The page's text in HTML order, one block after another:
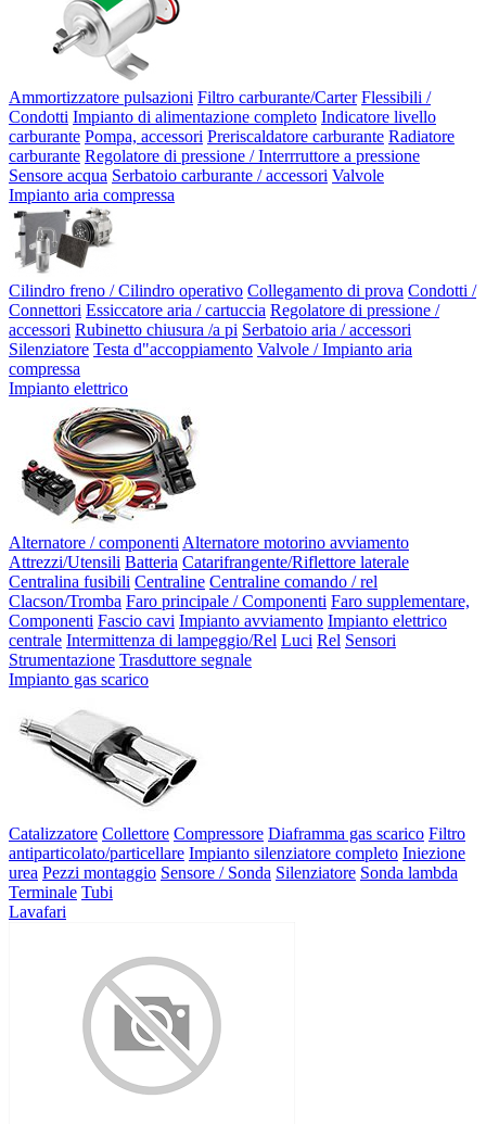
Ammortizzatore pulsazioni Filtro carburante/Carter Flessibili /
Condotti Impianto di alimentazione completo Indicatore livello
carburante Pompa, accessori Preriscaldatore carburante Radiatore
carburante Regolatore di pressione / Interrruttore a pressione
Sensore acqua Serbatoio carburante / accessori Valvole
Impianto aria compressa
Cilindro freno / Cilindro operativo Collegamento di prova Condotti /
Connettori Essiccatore aria / cartuccia Regolatore di pressione /
accessori Rubinetto chiusura /a pi Serbatoio aria / accessori
Silenziatore Testa d"accoppiamento Valvole / Impianto aria
compressa
Impianto elettrico
Alternatore / componenti Alternatore motorino avviamento
Attrezzi/Utensili Batteria Catarifrangente/Riflettore laterale
Centralina fusibili Centraline Centraline comando / rel
Clacson/Tromba Faro principale / Componenti Faro supplementare,
Componenti Fascio cavi Impianto avviamento Impianto elettrico
centrale Intermittenza di lampeggio/Rel Luci Rel Sensori
Strumentazione Trasduttore segnale
Impianto gas scarico
Catalizzatore Collettore Compressore Diaframma gas scarico Filtro
antiparticolato/particellare Impianto silenziatore completo Iniezione
urea Pezzi montaggio Sensore / Sonda Silenziatore Sonda lambda
Terminale Tubi
Lavafari